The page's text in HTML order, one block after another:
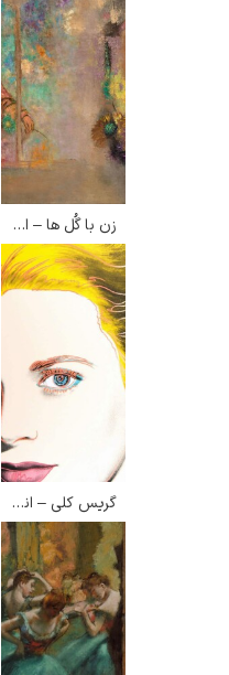
زن با گُل ها – اودیلون ردون
گریس کلی – اندی وارهول